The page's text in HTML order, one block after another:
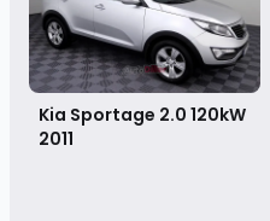
Kia Sportage 2.0 120kW
2011